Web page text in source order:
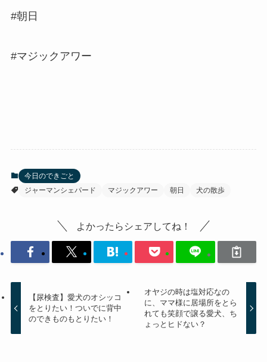
#朝日
#マジックアワー
今日のできごと
ジャーマンシェパード
マジックアワー 朝日 犬の散歩
よかったらシェアしてね！
【尿検査】愛犬のオシッコ
をとりたい！ついでに背中
のできものもとりたい！
オヤジの時は塩対応なの
に、ママ様に居場所をとら
れても笑顔で譲る愛犬、ち
ょっとヒドない？